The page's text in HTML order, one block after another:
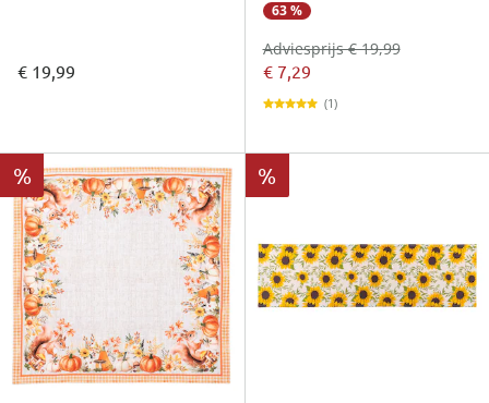
€ 19,99
63 %
€ 7,29
Adviesprijs € 19,99
(1)
% %